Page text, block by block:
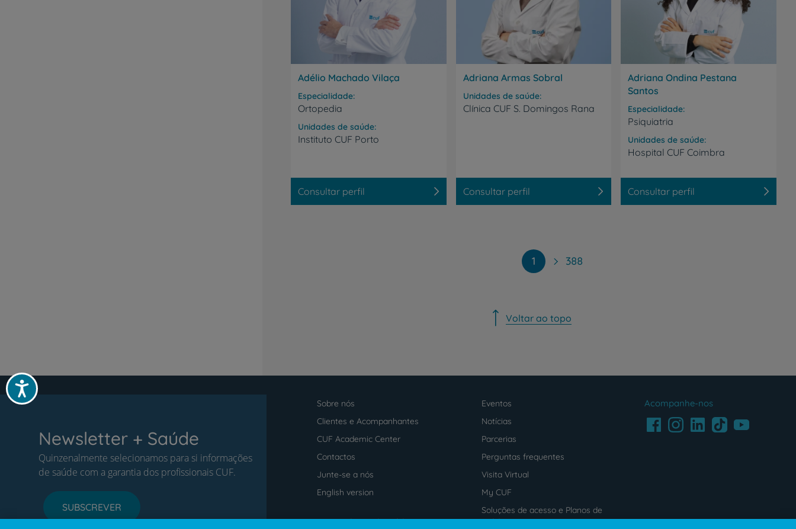
Acessibilidade
Adélio Machado Vilaça
Especialidade
Ortopedia
Unidades de saúde
Instituto CUF Porto
Consultar perfil
Adriana Armas Sobral
Unidades de saúde
Clínica CUF S. Domingos Rana
Consultar perfil
Adriana Ondina Pestana
Santos
Especialidade
Psiquiatria
Unidades de saúde
Hospital CUF Coimbra
Consultar perfil
1 388
Voltar ao topo
Newsletter + Saúde
Quinzenalmente selecionamos para si informações
de saúde com a garantia dos profissionais CUF.
SUBSCREVER
footer
Sobre nós
Eventos
Clientes e Acompanhantes
Notícias
CUF Academic Center
Parcerias
Contactos
Perguntas frequentes
Junte-se a nós
Visita Virtual
English version
My CUF
Intermediação de Crédito
Soluções de acesso e Planos de
saúde
Acompanhe-nos
FacebookInstagramLinkedInTikTokYoutube